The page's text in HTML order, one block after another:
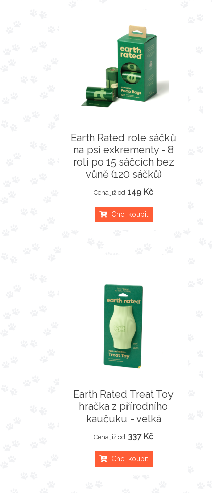
Earth Rated role sáčků
na psí exkrementy - 8
rolí po 15 sáčcích bez
vůně (120 sáčků)
Cena již od 149 Kč
Chci koupit
Earth Rated Treat Toy
hračka z přírodního
kaučuku - velká
Cena již od 337 Kč
Chci koupit